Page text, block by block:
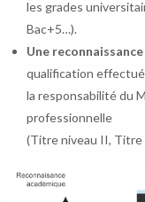
les grades
Bac+5…).
Une
qualification
la responsabilité du
professionnelle
(Titre niveau II, Titre